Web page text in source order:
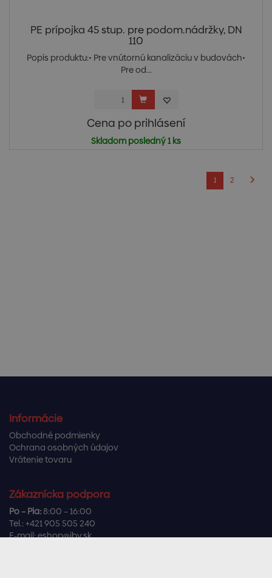
PE prípojka 45 stup. pre podom.nádržky, DN
110
Popis produktu:• Pre vnútornú kanalizáciu v budovách•
Pre od...
Cena po prihlásení
Skladom posledný 1 ks
1 2
Informácie
Obchodné podmienky
Ochrana osobných údajov
Vrátenie tovaru
Zákaznícka podpora
Po – Pia:8:00 – 16:00
Tel.: +421 905 505 240
E-mail:eshop@ibv.sk